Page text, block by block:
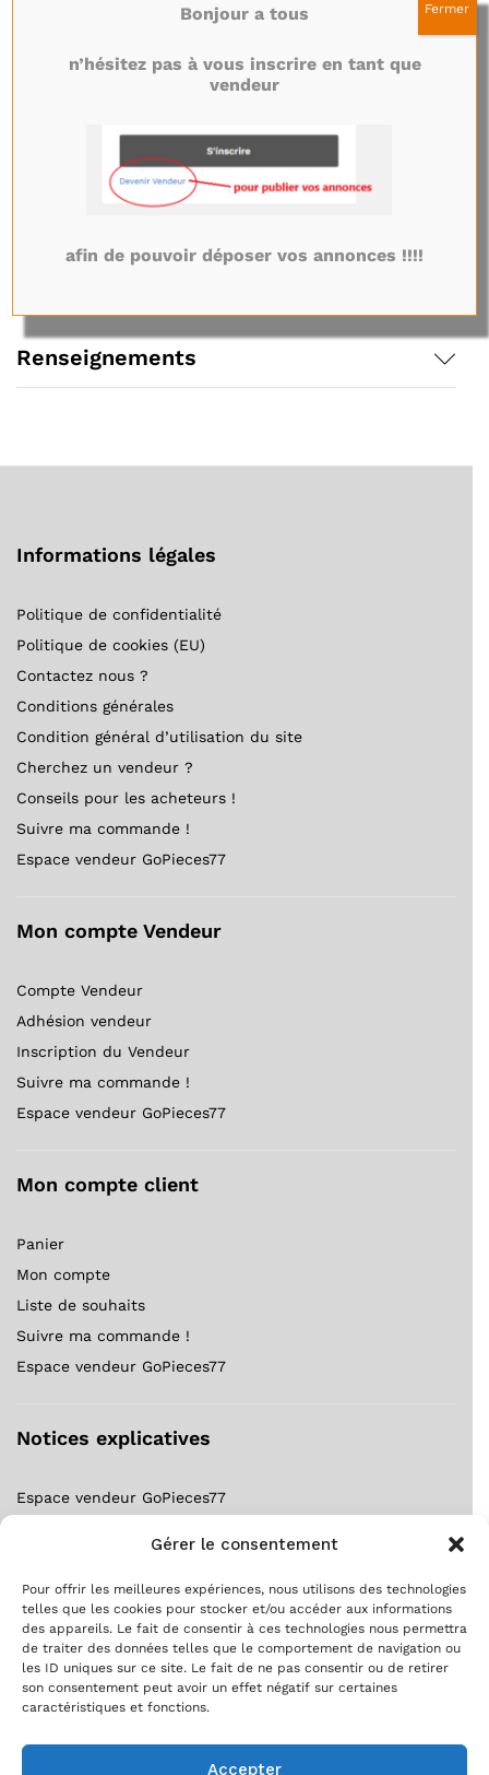
Gérer le consentement
Pour offrir les meilleures expériences, nous utilisons des technologies
telles que les cookies pour stocker et/ou accéder aux informations
des appareils. Le fait de consentir à ces technologies nous permettra
de traiter des données telles que le comportement de navigation ou
les ID uniques sur ce site. Le fait de ne pas consentir ou de retirer
son consentement peut avoir un effet négatif sur certaines
caractéristiques et fonctions.
Accepter
Description
Emplacement
Renseignements
Informations légales
Politique de confidentialité
Politique de cookies (EU)
Contactez nous ?
Conditions générales
Condition général d’utilisation du site
Cherchez un vendeur ?
Conseils pour les acheteurs !
Suivre ma commande !
Espace vendeur GoPieces77
Mon compte Vendeur
Compte Vendeur
Adhésion vendeur
Inscription du Vendeur
Suivre ma commande !
Espace vendeur GoPieces77
Mon compte client
Panier
Mon compte
Liste de souhaits
Suivre ma commande !
Espace vendeur GoPieces77
Notices explicatives
Espace vendeur GoPieces77
S’inscrire comme vendeur ?
Suivre ma commande !
Bonjour a tous
n’hésitez pas à vous inscrire en tant que
vendeur
afin de pouvoir déposer vos annonces !!!!
Fermer